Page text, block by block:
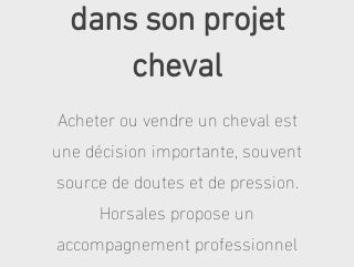
dans son projet
cheval
Acheter ou vendre un cheval est
une décision importante, souvent
source de doutes et de pression.
Horsales propose un
accompagnement professionnel